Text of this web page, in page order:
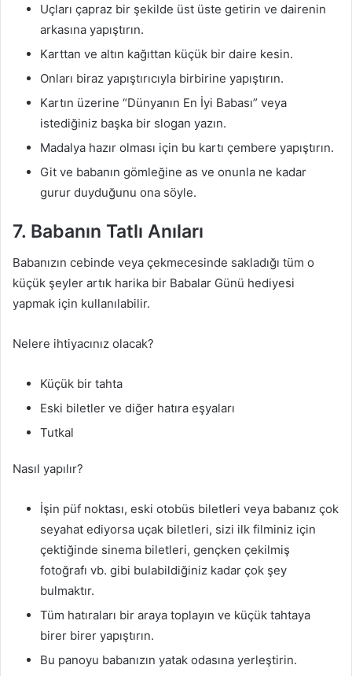
Uçları çapraz bir şekilde üst üste getirin ve dairenin
arkasına yapıştırın.
Karttan ve altın kağıttan küçük bir daire kesin.
Onları biraz yapıştırıcıyla birbirine yapıştırın.
Kartın üzerine “Dünyanın En İyi Babası” veya
istediğiniz başka bir slogan yazın.
Madalya hazır olması için bu kartı çembere yapıştırın.
Git ve babanın gömleğine as ve onunla ne kadar
gurur duyduğunu ona söyle.
7. Babanın Tatlı Anıları
Babanızın cebinde veya çekmecesinde sakladığı tüm o
küçük şeyler artık harika bir Babalar Günü hediyesi
yapmak için kullanılabilir.
Nelere ihtiyacınız olacak?
Küçük bir tahta
Eski biletler ve diğer hatıra eşyaları
Tutkal
Nasıl yapılır?
İşin püf noktası, eski otobüs biletleri veya babanız çok
seyahat ediyorsa uçak biletleri, sizi ilk filminiz için
çektiğinde sinema biletleri, gençken çekilmiş
fotoğrafı vb. gibi bulabildiğiniz kadar çok şey
bulmaktır.
Tüm hatıraları bir araya toplayın ve küçük tahtaya
birer birer yapıştırın.
Bu panoyu babanızın yatak odasına yerleştirin.